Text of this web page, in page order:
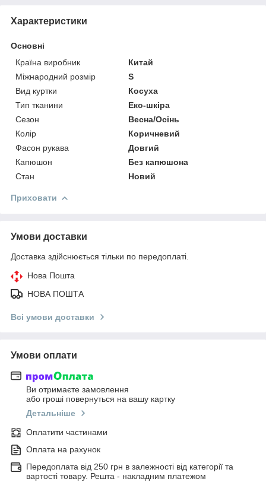
Характеристики
Основні
Країна виробник
Китай
Міжнародний розмір
S
Вид куртки
Косуха
Тип тканини
Еко-шкіра
Сезон
Весна/Осінь
Колір
Коричневий
Фасон рукава
Довгий
Капюшон
Без капюшона
Стан
Новий
Приховати
Умови доставки
Доставка здійснюється тільки по передоплаті.
Нова Пошта
НОВА ПОШТА
Всі умови доставки
Умови оплати
Ви отримаєте замовлення
або гроші повернуться на вашу картку
Детальніше
Оплатити частинами
Оплата на рахунок
Передоплата від 250 грн в залежності від категорії та
вартості товару. Решта - накладним платежом